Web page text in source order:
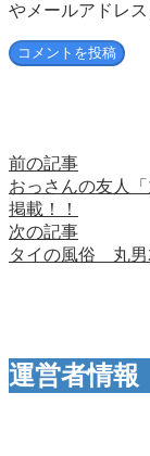
やメールアドレ
前の記事
おっさんの友人
掲載！！
次の記事
タイの風俗 丸男
運営者情報